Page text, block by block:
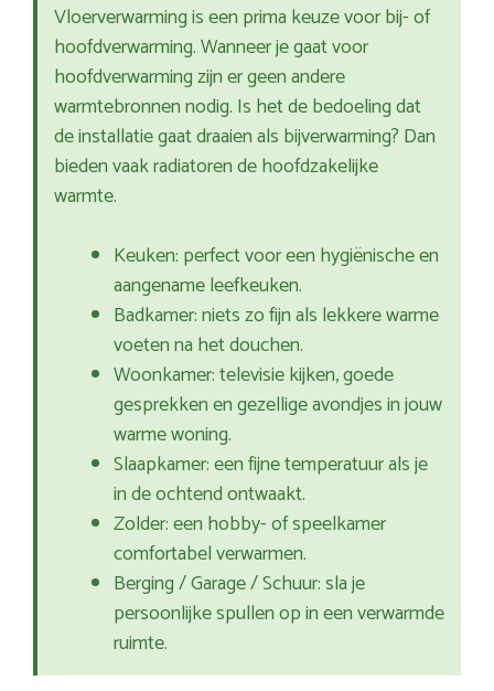
Vloerverwarming is een prima keuze voor bij- of
hoofdverwarming. Wanneer je gaat voor
hoofdverwarming zijn er geen andere
warmtebronnen nodig. Is het de bedoeling dat
de installatie gaat draaien als bijverwarming? Dan
bieden vaak radiatoren de hoofdzakelijke
warmte.
Keuken: perfect voor een hygiënische en
aangename leefkeuken.
Badkamer: niets zo fijn als lekkere warme
voeten na het douchen.
Woonkamer: televisie kijken, goede
gesprekken en gezellige avondjes in jouw
warme woning.
Slaapkamer: een fijne temperatuur als je
in de ochtend ontwaakt.
Zolder: een hobby- of speelkamer
comfortabel verwarmen.
Berging / Garage / Schuur: sla je
persoonlijke spullen op in een verwarmde
ruimte.